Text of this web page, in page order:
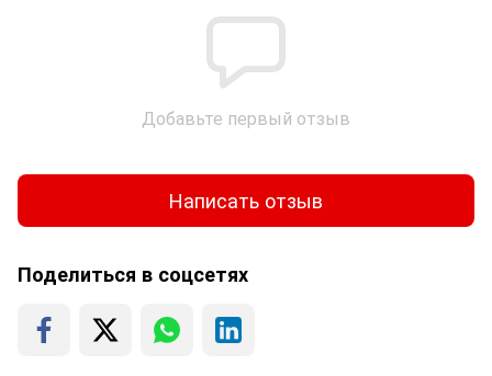
Добавьте первый отзыв
Написать отзыв
Поделиться в соцсетях